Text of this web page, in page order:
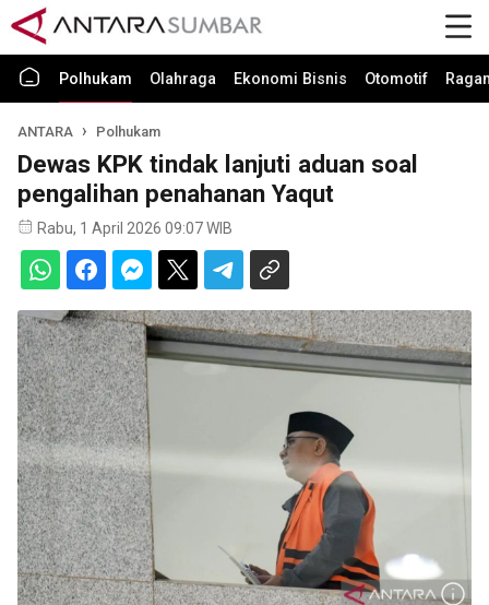
Polhukam Olahraga Ekonomi Bisnis Otomotif
ANTARA Polhukam
Dewas KPK tindak lanjuti aduan soal
pengalihan penahanan Yaqut
Rabu, 1 April 2026 09:07 WIB